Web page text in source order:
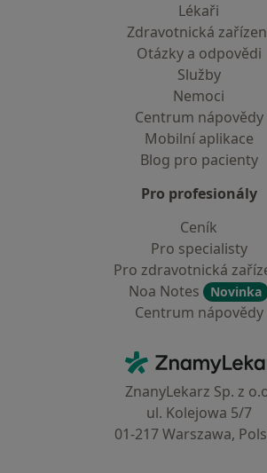
Lékaři
Zdravotnická
Otázky a odpovědi
Služby
Nemoci
Centrum nápovědy
Mobilní aplikace
Blog pro pacienty
Pro profesionály
Ceník
Pro specialisty
Pro zdravotnická
Noa Notes
Novinka
Centrum nápovědy
ZnamyLekar
ZnanyLekarz Sp. z
ul. Kolejowa 5/7
01-217 Warszawa,